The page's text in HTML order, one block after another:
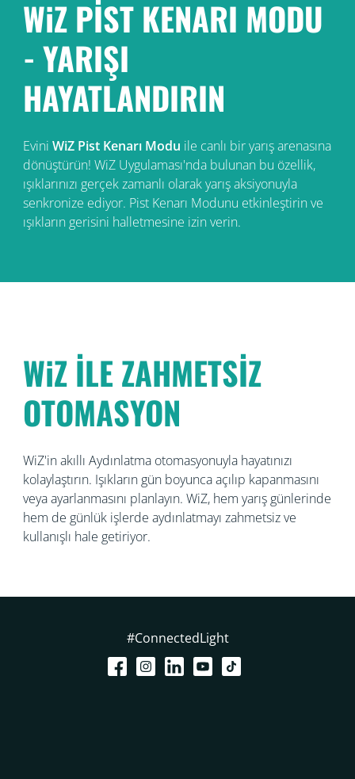
WiZ PİST KENARI MODU
- YARIŞI
HAYATLANDIRIN
Evini WiZ Pist Kenarı Modu ile canlı bir yarış arenasına
dönüştürün! WiZ Uygulaması'nda bulunan bu özellik,
ışıklarınızı gerçek zamanlı olarak yarış aksiyonuyla
senkronize ediyor. Pist Kenarı Modunu etkinleştirin ve
ışıkların gerisini halletmesine izin verin.
WiZ İLE ZAHMETSİZ
OTOMASYON
WiZ'in akıllı Aydınlatma otomasyonuyla hayatınızı
kolaylaştırın. Işıkların gün boyunca açılıp kapanmasını
veya ayarlanmasını planlayın. WiZ, hem yarış günlerinde
hem de günlük işlerde aydınlatmayı zahmetsiz ve
kullanışlı hale getiriyor.
#ConnectedLight